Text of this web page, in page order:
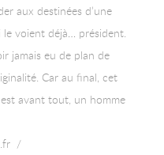
aux destinées d’une
voient déjà… président.
jamais eu de plan de
Car au final, cet
avant tout, un homme
/